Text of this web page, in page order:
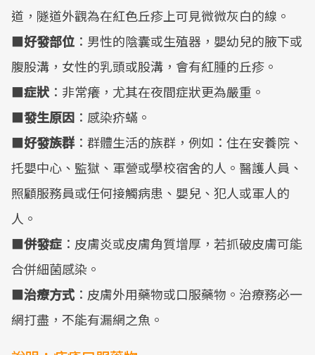
道，隧道外觀為在紅色丘疹上可見微微灰白的線。
■好發部位 ：男性的陰囊或生殖器，嬰幼兒的腋下或
腹股溝，女性的乳頭或股溝，會有紅腫的丘疹。
■症狀 ：非常癢，尤其在夜間症狀更為嚴重。
■發生原因 ：感染疥蟎。
■好發族群：群體生活的族群，例如：住在安養院、
托嬰中心、監獄、軍營或學校宿舍的人。醫護人員、
照顧服務員或任何接觸病患、嬰兒、犯人或軍人的
人。
■併發症 ：皮膚炎或皮膚角質增厚，若抓破皮膚可能
合併細菌感染。
■治療方式 ：皮膚外用藥物或口服藥物。治療務必一
網打盡，不能有漏網之魚。